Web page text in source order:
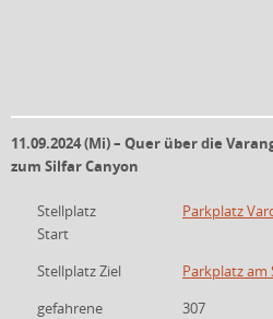
11.09.2024 (Mi) – Quer über die
zum Silfar Canyon
Stellplatz
Start
Parkplatz
Stellplatz Ziel
Parkplatz am
gefahrene
307